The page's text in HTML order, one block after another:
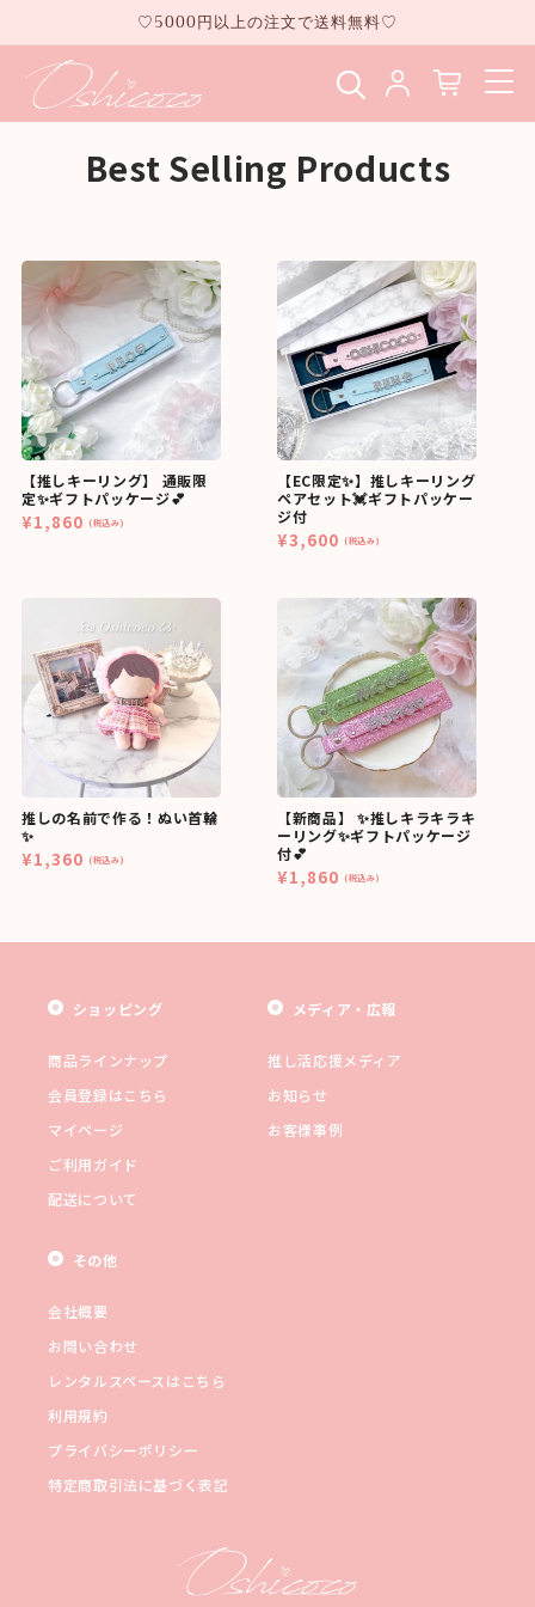
進む
♡5000円以上の注文で送料無料♡
Best Selling Products
【推しキーリング】 通販限
定✨ギフトパッケージ💕
¥1,860 (税込み)
【EC限定✨】推しキーリング
ペアセット💓ギフトパッケー
ジ付
¥3,600 (税込み)
推しの名前で作る！ぬい首輪
✨
¥1,360 (税込み)
【新商品】 ✨推しキラキラキ
ーリング✨ギフトパッケージ
付💕
¥1,860 (税込み)
ショッピング
商品ラインナップ
会員登録はこちら
マイページ
ご利用ガイド
配送について
メディア・広報
推し活応援メディア
お知らせ
お客様事例
その他
会社概要
お問い合わせ
レンタルスペースはこちら
利用規約
プライバシーポリシー
特定商取引法に基づく表記